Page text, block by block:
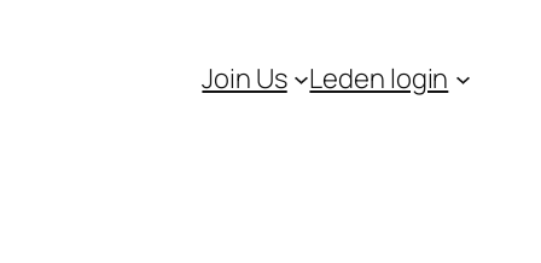
Join Us Leden login